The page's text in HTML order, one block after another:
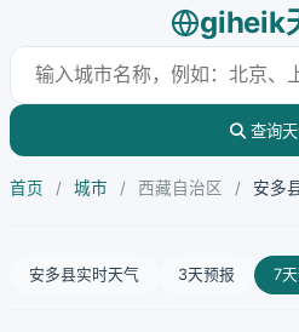
giheik
查询天
首页 / 城市 / 西藏自治区 / 安多
安多县实时天气 3天预报 7